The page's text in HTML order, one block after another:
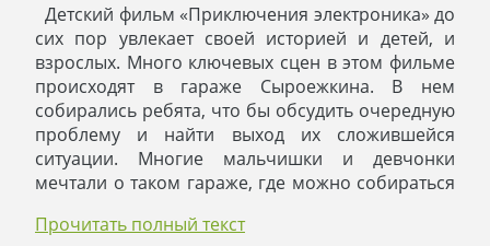
Детский фильм «Приключения электроника» до
сих пор увлекает своей историей и детей, и
взрослых. Много ключевых сцен в этом фильме
происходят в гараже Сыроежкина. В нем
собирались ребята, что бы обсудить очередную
проблему и найти выход их сложившейся
ситуации. Многие мальчишки и девчонки
мечтали о таком гараже, где можно собираться
Главные герои пришли бы в восторг, если бы у
Прочитать полный текст